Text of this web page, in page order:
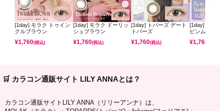
[1day] モラク トゥイン
クルブラウン
¥1,760(税込)
[1day] モラク ドーリッ
シュブラウン
¥1,760(税込)
[1day] トパーズ デート
トパーズ
¥1,760(税込)
[1day] ミレ
ピンムーン
¥1,760
🛒 カラコン通販サイト LILY ANNAとは？
カラコン通販サイトLILY ANNA（リリーアンナ）は、